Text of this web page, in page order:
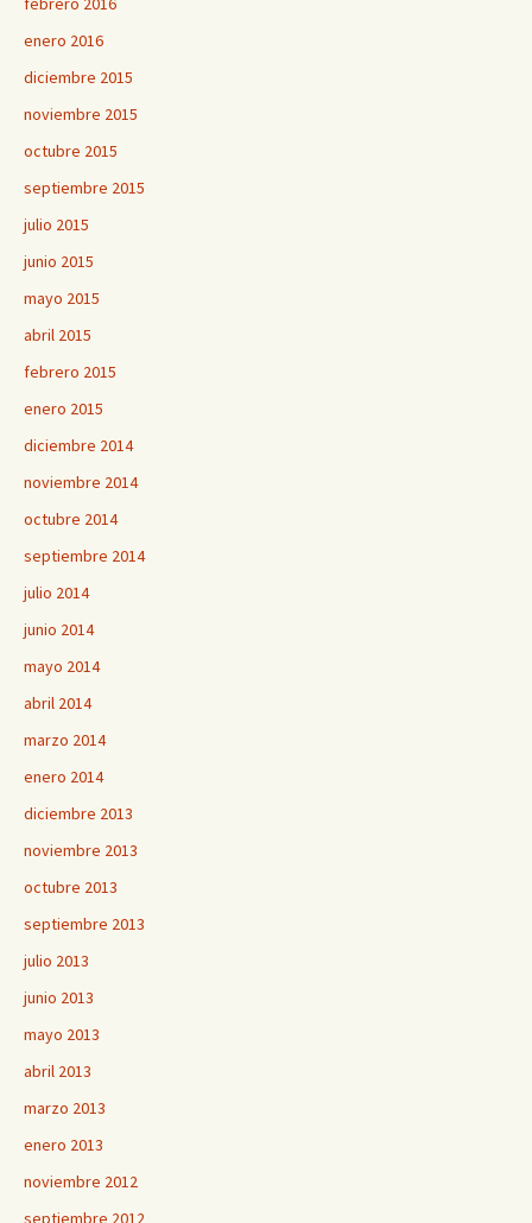
enero 2016
diciembre 2015
noviembre 2015
octubre 2015
septiembre 2015
julio 2015
junio 2015
mayo 2015
abril 2015
febrero 2015
enero 2015
diciembre 2014
noviembre 2014
octubre 2014
septiembre 2014
julio 2014
junio 2014
mayo 2014
abril 2014
marzo 2014
enero 2014
diciembre 2013
noviembre 2013
octubre 2013
septiembre 2013
julio 2013
junio 2013
mayo 2013
abril 2013
marzo 2013
enero 2013
noviembre 2012
septiembre 2012